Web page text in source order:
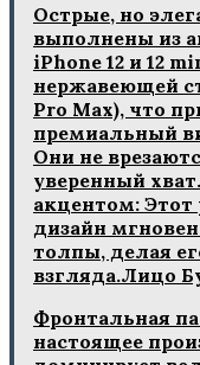
Острые‚ но
выполнены из
iPhone 12 и 12
нержавеющей
Pro Max)‚ что
премиальный
Они не
уверенный
акцентом:
дизайн
толпы‚ делая
взгляда.Лицо
Фронтальная
настоящее